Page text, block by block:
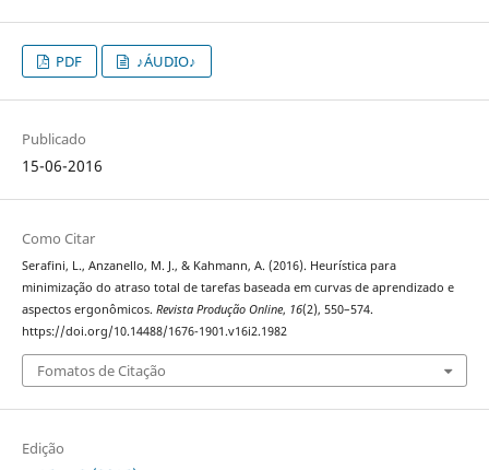
PDF ♪ÁUDIO♪
Publicado
15-06-2016
Como Citar
Serafini, L., Anzanello, M. J., & Kahmann, A. (2016). Heurística para
minimização do atraso total de tarefas baseada em curvas de aprendizado e
aspectos ergonômicos. Revista Produção Online, 16(2), 550–574.
https://doi.org/10.14488/1676-1901.v16i2.1982
Fomatos de Citação
Edição